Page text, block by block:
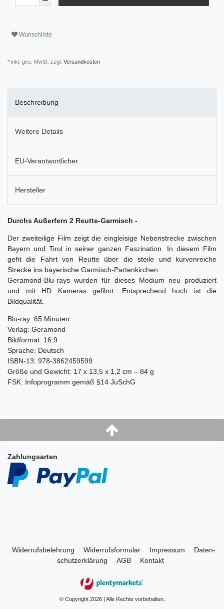
Wunschliste
* inkl. ges. MwSt. zzgl. Versandkosten
Beschreibung
Weitere Details
EU-Verantwortlicher
Hersteller
Durchs Außerfern 2 Reutte-Garmisch -
Der zweiteilige Film zeigt die eingleisige Nebenstrecke zwischen
Bayern und Tirol in seiner ganzen Faszination. In diesem Film
geht die Fahrt von Reutte über die steile und kurvenreiche
Strecke ins bayerische Garmisch-Partenkirchen.
Geramond-Blu-rays wurden für dieses Medium neu produziert
und mit HD Kameras gefilmt. Entsprechend hoch ist die
Bildqualität.
Blu-ray: 65 Minuten
Verlag: Geramond
Bildformat: 16:9
Sprache: Deutsch
ISBN-13: 978-3862459599
Größe und Gewicht: 17 x 13,5 x 1,2 cm – 84 g
FSK: Infoprogramm gemäß §14 JuSchG
Zahlungsarten
Widerrufs­belehrung Widerrufs­formular Impressum
Daten­
schutz­erklärung
AGB Kontakt
© Copyright 2026 | Alle Rechte vorbehalten.